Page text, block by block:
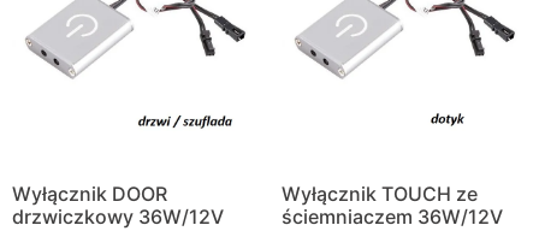
Wyłącznik DOOR
drzwiczkowy 36W/12V
Wyłącznik TOUCH ze
ściemniaczem 36W/12V